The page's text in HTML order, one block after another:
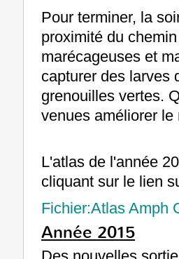
Pour terminer, la
proximité du
marécageuses et
capturer des larves
grenouilles vertes.
venues améliorer
L'atlas de l'année
cliquant sur le lien
Fichier:Atlas Amph
Année 2015
Des nouvelles